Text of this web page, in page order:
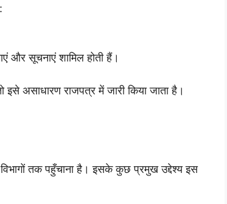
और सूचनाएं शामिल होती हैं।
असाधारण राजपत्र में जारी किया जाता है।
तक पहुँचाना है। इसके कुछ प्रमुख उद्देश्य इस